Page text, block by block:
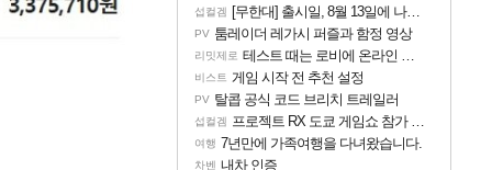
섭컬겜 [무한대] 출시일, 8월 13일에 나오나
PV 툼레이더 레가시 퍼즐과 함정 영상
리밋제로 테스트 때는 로비에 온라인 기능이 있는데
비스트 게임 시작 전 추천 설정
PV 탈콥 공식 코드 브리치 트레일러
섭컬겜 프로젝트 RX 도쿄 게임쇼 참가 결정
여행 7년만에 가족여행을 다녀왔습니다.
차벤 내차 인증